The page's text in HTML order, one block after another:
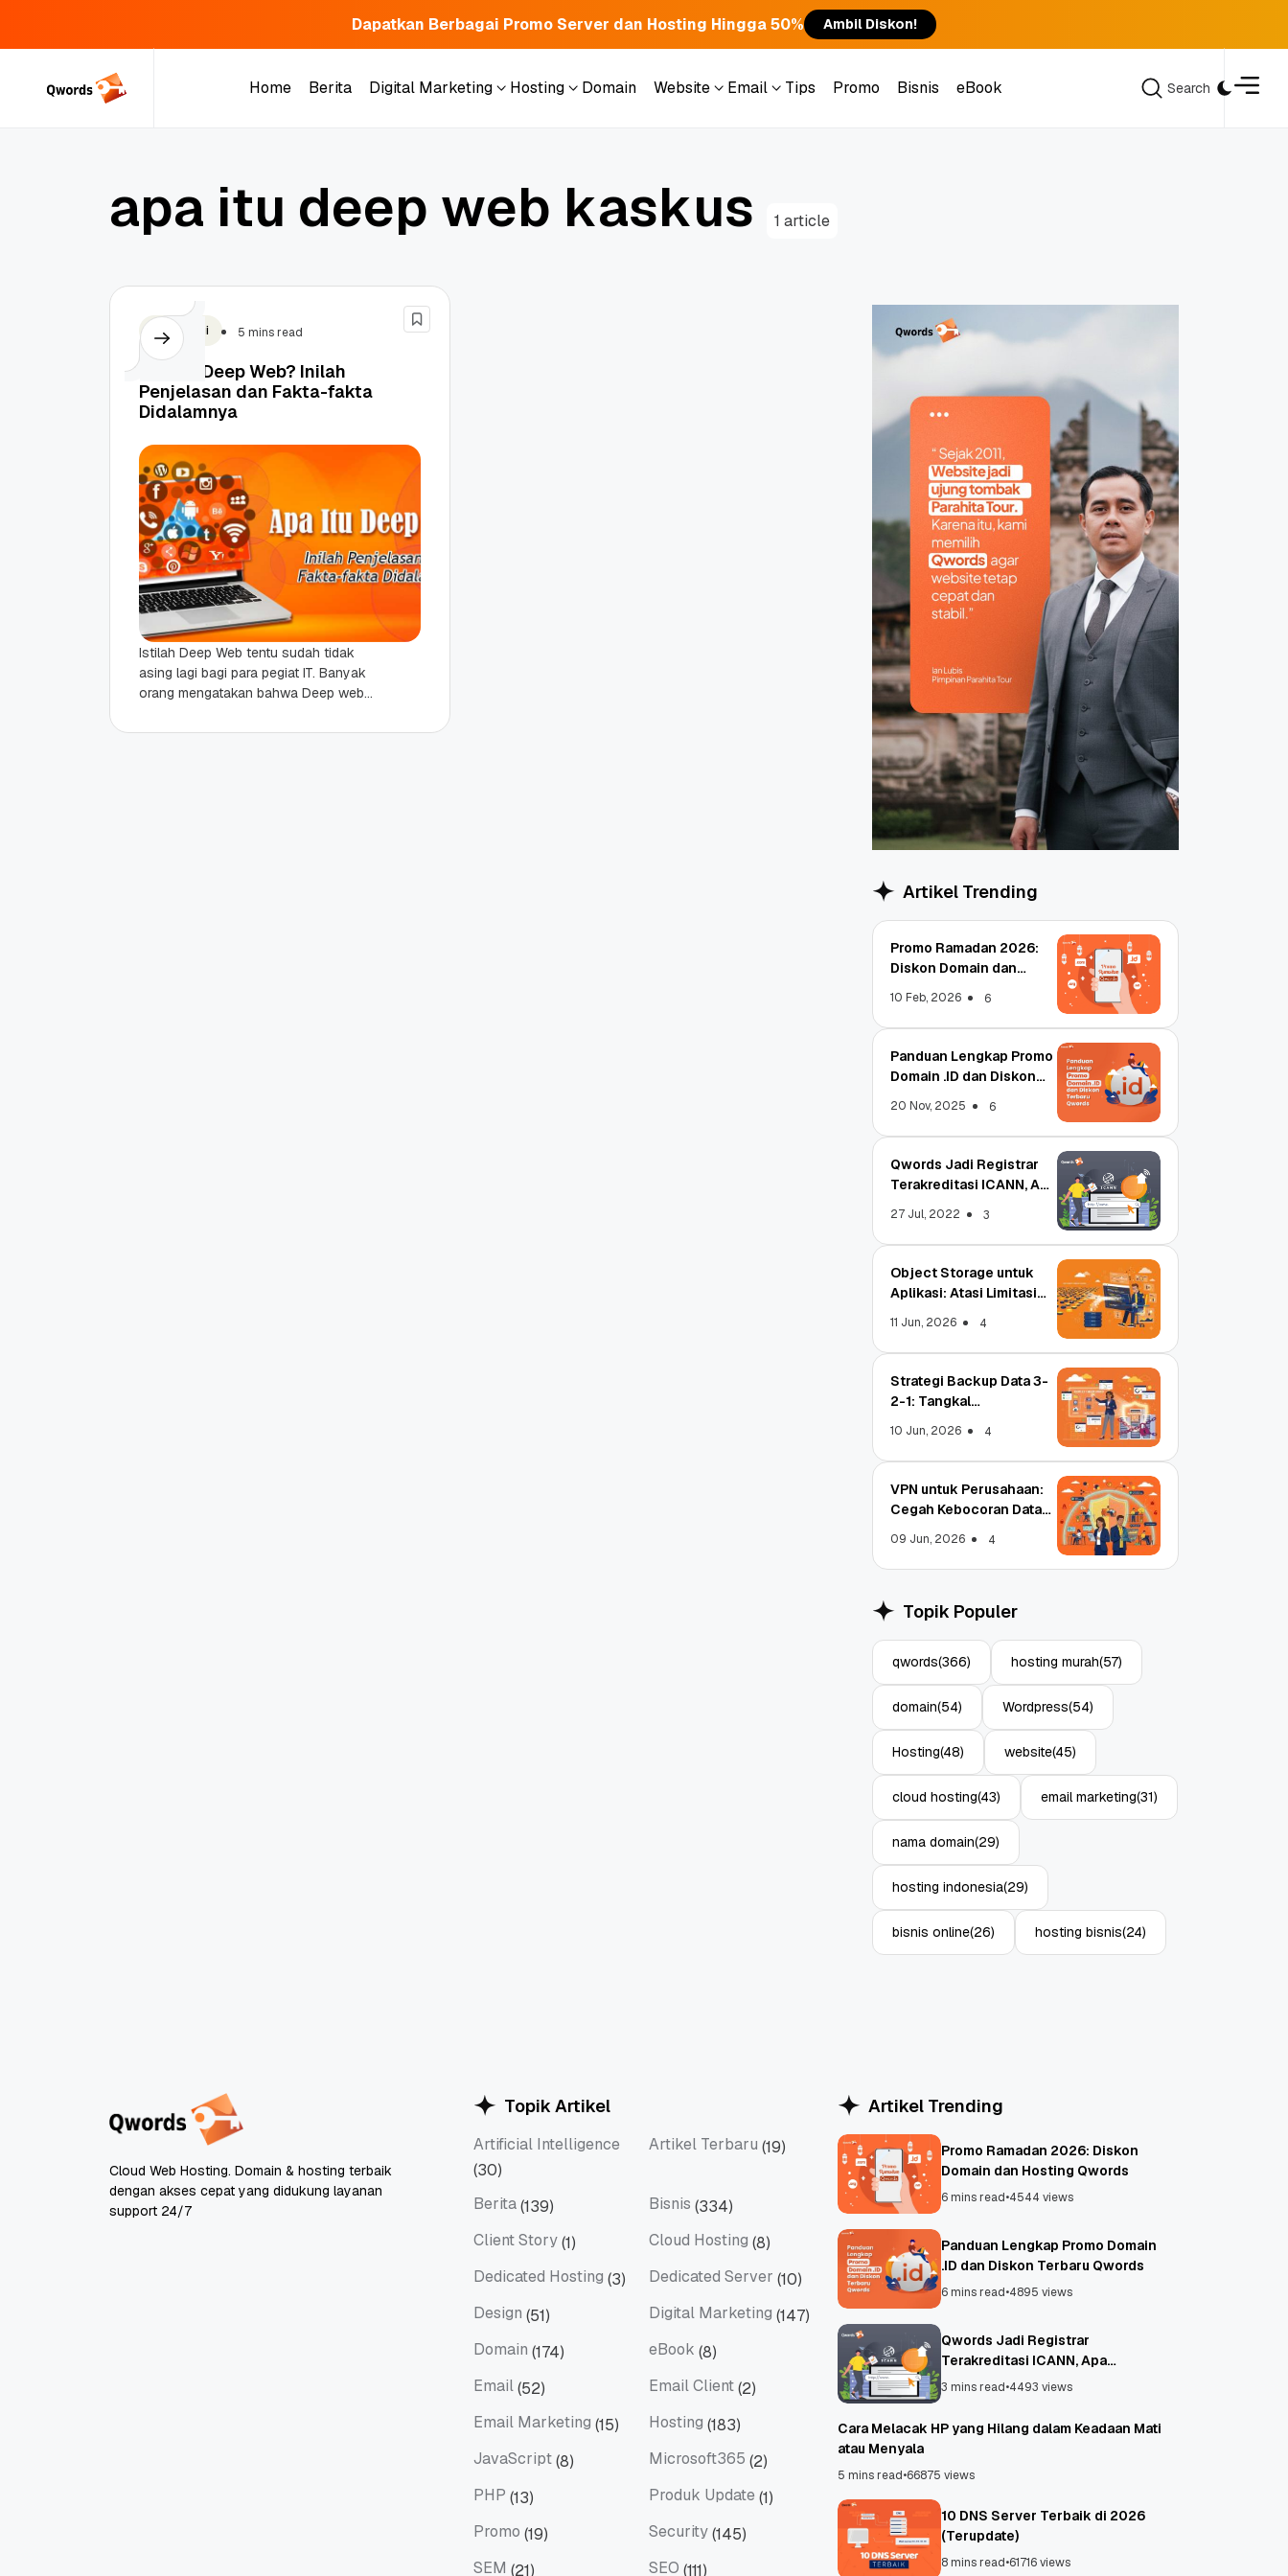
Dapatkan Berbagai Promo Server dan Hosting Hingga 50% Ambil Diskon!
Home
Berita
Digital Marketing
Hosting
Domain
Website
Email
Tips
Promo
Bisnis
eBook
Search
Aplikasi: Atasi Limitasi
11 Jun, 2026 4
apa itu deep web kaskus 1 article
Teknologi 5 mins read
Apa Itu Deep Web? Inilah
Penjelasan dan Fakta-fakta
Didalamnya
Istilah Deep Web tentu sudah tidak
asing lagi bagi para pegiat IT. Banyak
orang mengatakan bahwa Deep web
yang kerap...
Artikel Trending
Promo Ramadan 2026:
Diskon Domain dan
10 Feb, 2026 6
Panduan Lengkap Promo
Domain .ID dan Diskon
20 Nov, 2025 6
Qwords Jadi Registrar
Terakreditasi ICANN, Apa
27 Jul, 2022 3
Object Storage untuk
Aplikasi: Atasi Limitasi
11 Jun, 2026 4
Strategi Backup Data 3-
2-1: Tangkal
10 Jun, 2026 4
VPN untuk Perusahaan:
Cegah Kebocoran Data
09 Jun, 2026 4
Topik Populer
qwords(366) hosting murah(57)
domain(54) Wordpress(54)
Hosting(48) website(45)
cloud hosting(43) email marketing(31)
nama domain(29)
hosting indonesia(29)
bisnis online(26) hosting bisnis(24)
Cloud Web Hosting. Domain & hosting terbaik
dengan akses cepat yang didukung layanan
support 24/7
Topik Artikel
Artificial Intelligence
Artificial Intelligence
(30)
Artikel Terbaru (19)
Berita(139) Bisnis (334)
Client Story(1) Cloud Hosting (8)
Dedicated Hosting (3) Dedicated Server (10)
Design (51) Digital Marketing (147)
Domain (174) eBook (8)
Email(52) Email Client(2)
Email Marketing (15) Hosting (183)
JavaScript(8) Microsoft365 (2)
PHP (13) Produk Update (1)
Promo (19) Security(145)
SEM (21) SEO (111)
Artikel Trending
Promo Ramadan 2026: Diskon
Domain dan Hosting Qwords
6 mins read•4544 views
Panduan Lengkap Promo Domain
.ID dan Diskon Terbaru Qwords
6 mins read•4895 views
Qwords Jadi Registrar
Terakreditasi ICANN, Apa
Untungnya?
3 mins read•4493 views
Cara Melacak HP yang Hilang dalam Keadaan Mati
atau Menyala
5 mins read•66875 views
10 DNS Server Terbaik di 2026
(Terupdate)
8 mins read•61716 views